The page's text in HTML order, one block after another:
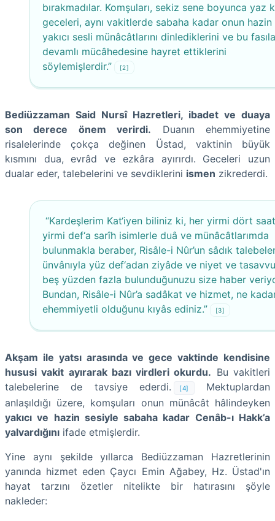
bırakmadılar. Komşuları, sekiz sene boyunca yaz
geceleri, aynı vakitlerde sabaha kadar onun hazin
yakıcı sesli münâcâtlarını dinlediklerini ve bu
devamlı mücâhedesine hayret ettiklerini
söylemişlerdir.”
[2]
Bediüzzaman Said Nursî Hazretleri, ibadet ve duaya
son derece önem verirdi. Duanın ehemmiyetine
risalelerinde çokça değinen Üstad, vaktinin büyük
kısmını dua, evrâd ve ezkâra ayırırdı. Geceleri uzun
dualar eder, talebelerini ve sevdiklerini ismen zikrederdi.
“Kardeşlerim Kat‘iyen biliniz ki, her yirmi dört
yirmi def‘a sarîh isimlerle duâ ve münâcâtlarımda
bulunmakla beraber, Risâle-i Nûr’un sâdık
ünvânıyla yüz def‘adan ziyâde ve niyet ve
beş yüzden fazla bulunduğunuzu size haber
Bundan, Risâle-i Nûr’a sadâkat ve hizmet, ne
ehemmiyetli olduğunu kıyâs ediniz.”
[3]
Akşam ile yatsı arasında ve gece vaktinde kendisine
hususi vakit ayırarak bazı virdleri okurdu. Bu vakitleri
talebelerine de tavsiye ederdi.
[4]
Mektuplardan
anlaşıldığı üzere, komşuları onun münâcât hâlindeyken
yakıcı ve hazin sesiyle sabaha kadar Cenâb-ı Hakk’a
yalvardığını ifade etmişlerdir.
Yine aynı şekilde yıllarca Bediüzzaman Hazretlerinin
yanında hizmet eden Çaycı Emin Ağabey, Hz. Üstad'ın
hayat tarzını özetler nitelikte bir hatırasını şöyle
nakleder: